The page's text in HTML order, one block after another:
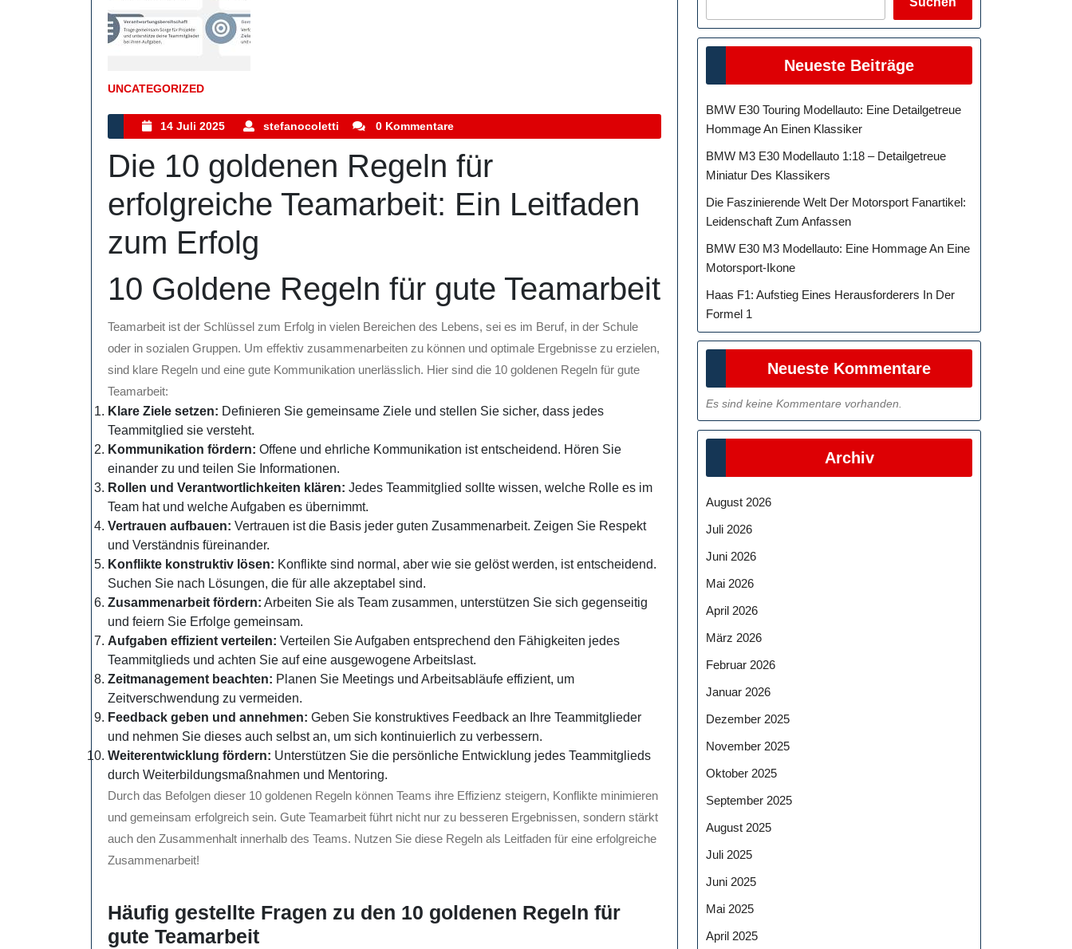
UNCATEGORIZED
Kategorie
14 Juli 2025
14
Juli
2025
stefanocoletti stefanocoletti
0 Kommentare
Die 10 goldenen Regeln für
erfolgreiche Teamarbeit: Ein Leitfaden
zum Erfolg
10 Goldene Regeln für gute Teamarbeit
Teamarbeit ist der Schlüssel zum Erfolg in vielen Bereichen des Lebens, sei es im Beruf, in der Schule
oder in sozialen Gruppen. Um effektiv zusammenarbeiten zu können und optimale Ergebnisse zu erzielen,
sind klare Regeln und eine gute Kommunikation unerlässlich. Hier sind die 10 goldenen Regeln für gute
Teamarbeit:
Klare Ziele setzen: Definieren Sie gemeinsame Ziele und stellen Sie sicher, dass jedes
Teammitglied sie versteht.
Kommunikation fördern: Offene und ehrliche Kommunikation ist entscheidend. Hören Sie
einander zu und teilen Sie Informationen.
Rollen und Verantwortlichkeiten klären: Jedes Teammitglied sollte wissen, welche Rolle es im
Team hat und welche Aufgaben es übernimmt.
Vertrauen aufbauen: Vertrauen ist die Basis jeder guten Zusammenarbeit. Zeigen Sie Respekt
und Verständnis füreinander.
Konflikte konstruktiv lösen: Konflikte sind normal, aber wie sie gelöst werden, ist entscheidend.
Suchen Sie nach Lösungen, die für alle akzeptabel sind.
Zusammenarbeit fördern: Arbeiten Sie als Team zusammen, unterstützen Sie sich gegenseitig
und feiern Sie Erfolge gemeinsam.
Aufgaben effizient verteilen: Verteilen Sie Aufgaben entsprechend den Fähigkeiten jedes
Teammitglieds und achten Sie auf eine ausgewogene Arbeitslast.
Zeitmanagement beachten: Planen Sie Meetings und Arbeitsabläufe effizient, um
Zeitverschwendung zu vermeiden.
Feedback geben und annehmen: Geben Sie konstruktives Feedback an Ihre Teammitglieder
und nehmen Sie dieses auch selbst an, um sich kontinuierlich zu verbessern.
Weiterentwicklung fördern: Unterstützen Sie die persönliche Entwicklung jedes Teammitglieds
durch Weiterbildungsmaßnahmen und Mentoring.
Durch das Befolgen dieser 10 goldenen Regeln können Teams ihre Effizienz steigern, Konflikte minimieren
und gemeinsam erfolgreich sein. Gute Teamarbeit führt nicht nur zu besseren Ergebnissen, sondern stärkt
auch den Zusammenhalt innerhalb des Teams. Nutzen Sie diese Regeln als Leitfaden für eine erfolgreiche
Zusammenarbeit!
Häufig gestellte Fragen zu den 10 goldenen Regeln für
gute Teamarbeit
Neueste Beiträge
BMW E30 Touring Modellauto: Eine Detailgetreue
Hommage An Einen Klassiker
BMW M3 E30 Modellauto 1:18 – Detailgetreue
Miniatur Des Klassikers
Die Faszinierende Welt Der Motorsport Fanartikel:
Leidenschaft Zum Anfassen
BMW E30 M3 Modellauto: Eine Hommage An Eine
Motorsport-Ikone
Haas F1: Aufstieg Eines Herausforderers In Der
Formel 1
Neueste Kommentare
Es sind keine Kommentare vorhanden.
Archiv
August 2026
Juli 2026
Juni 2026
Mai 2026
April 2026
März 2026
Februar 2026
Januar 2026
Dezember 2025
November 2025
Oktober 2025
September 2025
August 2025
Juli 2025
Juni 2025
Mai 2025
April 2025